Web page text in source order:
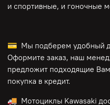
и спортивные, и гоночные
💳 Мы подберем удобный
Оформите заказ, наш
предложит подходящие
покупка в кредит.
🚚 Мотоциклы Kawasaki